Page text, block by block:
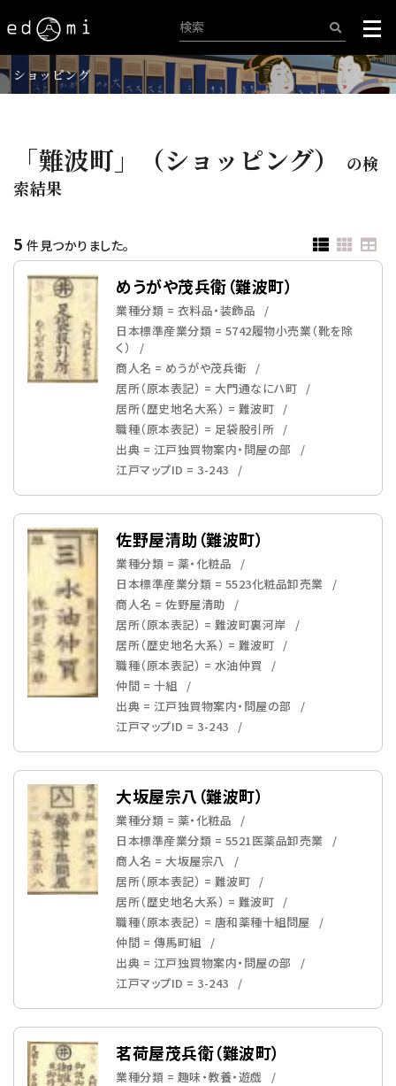
ショッピング
「難波町」（ショッピング）
の検
索結果
5 件見つかりました。
めうがや茂兵衛（難波町）
業種分類 = 衣料品・装飾品
日本標準産業分類 = 5742履物小売業（靴を除
く）
商人名 = めうがや茂兵衛
居所（原本表記） = 大門通なにハ町
居所（歴史地名大系） = 難波町
職種（原本表記） = 足袋股引所
出典 = 江戸独買物案内・問屋の部
江戸マップID = 3-243
佐野屋清助（難波町）
業種分類 = 薬・化粧品
日本標準産業分類 = 5523化粧品卸売業
商人名 = 佐野屋清助
居所（原本表記） = 難波町裏河岸
居所（歴史地名大系） = 難波町
職種（原本表記） = 水油仲買
仲間 = 十組
出典 = 江戸独買物案内・問屋の部
江戸マップID = 3-243
大坂屋宗八（難波町）
業種分類 = 薬・化粧品
日本標準産業分類 = 5521医薬品卸売業
商人名 = 大坂屋宗八
居所（原本表記） = 難波町
居所（歴史地名大系） = 難波町
職種（原本表記） = 唐和薬種十組問屋
仲間 = 傳馬町組
出典 = 江戸独買物案内・問屋の部
江戸マップID = 3-243
茗荷屋茂兵衛（難波町）
業種分類 = 趣味・教養・遊戯